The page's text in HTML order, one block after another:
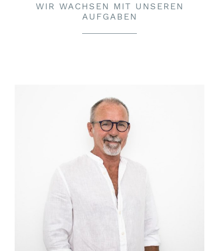
WIR WACHSEN MIT UNSEREN
AUFGABEN